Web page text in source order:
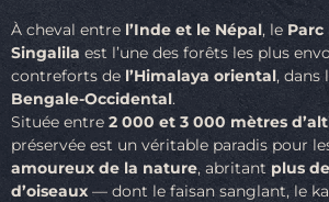
À cheval entre l’Inde et le Népal, le
Singalila est l’une des forêts les plus
contreforts de l’Himalaya oriental, dans
Bengale-Occidental.
Située entre 2 000 et 3 000 mètres
préservée est un véritable paradis pour
amoureux de la nature, abritant plus
d’oiseaux — dont le faisan sanglant, le